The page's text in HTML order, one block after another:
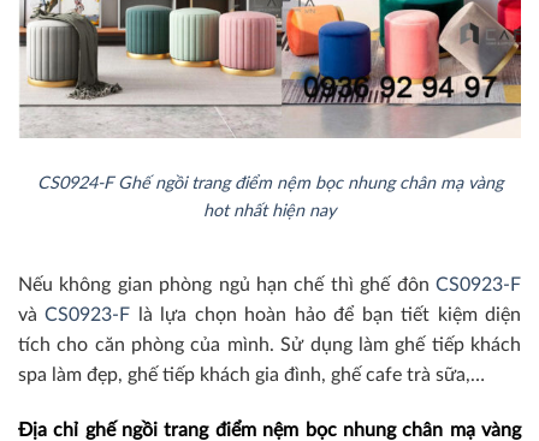
CS0924-F Ghế ngồi trang điểm nệm bọc nhung chân mạ vàng
hot nhất hiện nay
Nếu không gian phòng ngủ hạn chế thì ghế đôn CS0923-F
vàCS0923-F là lựa chọn hoàn hảo để bạn tiết kiệm diện
tích cho căn phòng của mình. Sử dụng làm ghế tiếp khách
spa làm đẹp, ghế tiếp khách gia đình, ghế cafe trà sữa,…
Địa chỉ ghế ngồi trang điểm nệm bọc nhung chân mạ vàng